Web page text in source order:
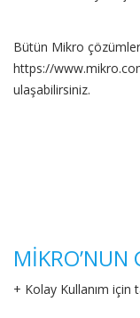
Bütün Mikro
https://
ulaşabilirsiniz.
MİKRO’NUN
+ Kolay Kullanım için